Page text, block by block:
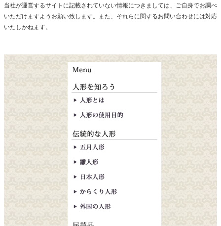
当社が運営するサイトに記載されていない情報につきましては、ご自身でお調べ
いただけますようお願い致します。また、それらに関するお問い合わせには対応
いたしかねます。
人形とは
五月人形
雛人形
日本人形
からくり人形